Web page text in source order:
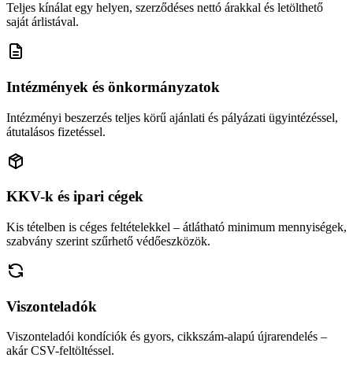
Teljes kínálat egy helyen, szerződéses nettó árakkal és letölthető
saját árlistával.
Intézmények és önkormányzatok
Intézményi beszerzés teljes körű ajánlati és pályázati ügyintézéssel,
átutalásos fizetéssel.
KKV-k és ipari cégek
Kis tételben is céges feltételekkel – átlátható minimum mennyiségek,
szabvány szerint szűrhető védőeszközök.
Viszonteladók
Viszonteladói kondíciók és gyors, cikkszám-alapú újrarendelés –
akár CSV-feltöltéssel.